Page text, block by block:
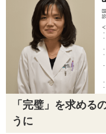
「完璧」を求める
うに